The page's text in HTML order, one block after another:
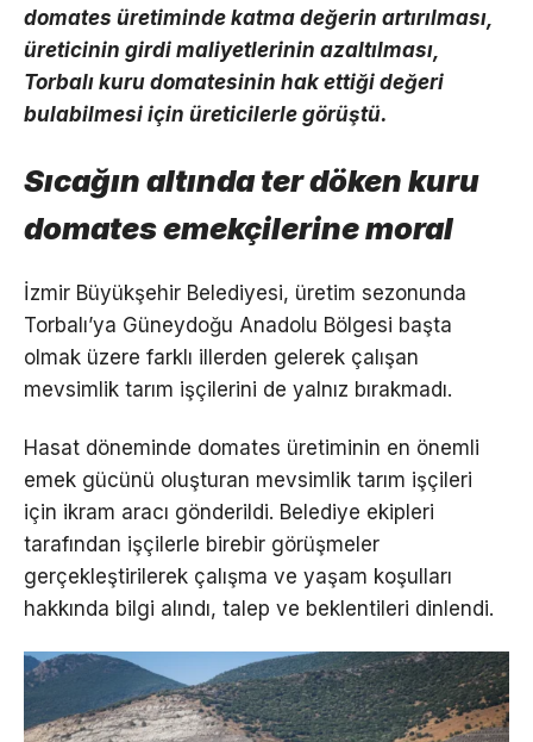
domates üretiminde katma değerin artırılması,
üreticinin girdi maliyetlerinin azaltılması,
Torbalı kuru domatesinin hak ettiği değeri
bulabilmesi için üreticilerle görüştü.
Sıcağın altında ter döken kuru
domates emekçilerine moral
İzmir Büyükşehir Belediyesi, üretim sezonunda
Torbalı’ya Güneydoğu Anadolu Bölgesi başta
olmak üzere farklı illerden gelerek çalışan
mevsimlik tarım işçilerini de yalnız bırakmadı.
Hasat döneminde domates üretiminin en önemli
emek gücünü oluşturan mevsimlik tarım işçileri
için ikram aracı gönderildi. Belediye ekipleri
tarafından işçilerle birebir görüşmeler
gerçekleştirilerek çalışma ve yaşam koşulları
hakkında bilgi alındı, talep ve beklentileri dinlendi.